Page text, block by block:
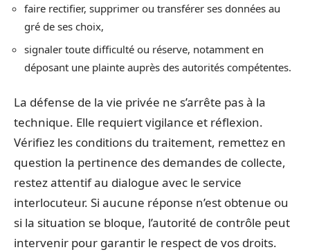
faire rectifier, supprimer ou transférer ses données au
gré de ses choix,
signaler toute difficulté ou réserve, notamment en
déposant une plainte auprès des autorités compétentes.
La défense de la vie privée ne s’arrête pas à la
technique. Elle requiert vigilance et réflexion.
Vérifiez les conditions du traitement, remettez en
question la pertinence des demandes de collecte,
restez attentif au dialogue avec le service
interlocuteur. Si aucune réponse n’est obtenue ou
si la situation se bloque, l’autorité de contrôle peut
intervenir pour garantir le respect de vos droits.